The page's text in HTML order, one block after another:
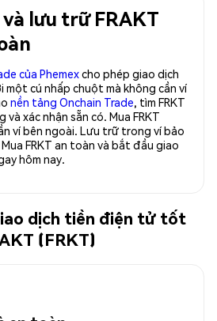
và lưu trữ FRAKT
của Phemexcho phép giao dịch
một cú nhấp chuột mà không cần ví
nền tảng Onchain Trade, tìm FRKT
xác nhận sẵn có. Mua FRKT
ví bên ngoài. Lưu trữ trong ví bảo
FRKT an toàn và bắt đầu giao
hôm nay.
dịch tiền điện tử tốt
(FRKT)